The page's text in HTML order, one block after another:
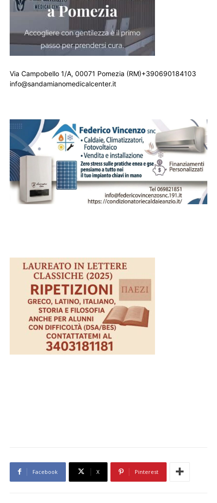
Via Campobello 1/A, 00071 Pomezia (RM)+390690184103
info@sandamianomedicalcenter.it
Facebook X Pinterest